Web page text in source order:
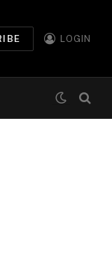
LOGIN